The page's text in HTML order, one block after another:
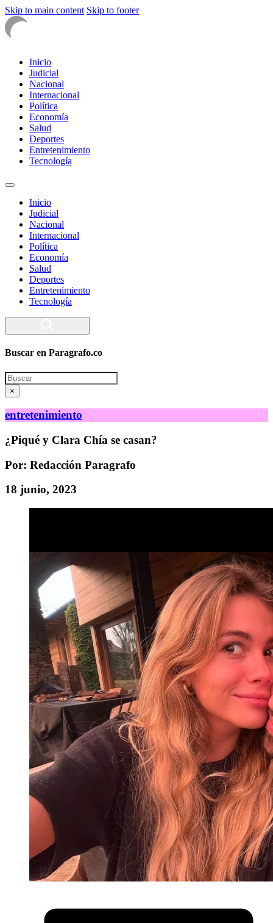
Skip to main content Skip to footer
Inicio
Judicial
Nacional
Internacional
Política
Economía
Salud
Deportes
Entretenimiento
Tecnología
Inicio
Judicial
Nacional
Internacional
Política
Economía
Salud
Deportes
Entretenimiento
Tecnología
Buscar en Paragrafo.co
Search
×
entretenimiento
¿Piqué y Clara Chía se casan?
Por: Redacción Paragrafo
18 junio, 2023